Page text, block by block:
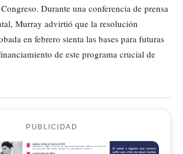
Durante una conferencia de prensa
Murray advirtió que la resolución
en febrero sienta las bases para futuras
de este programa crucial de
PUBLICIDAD